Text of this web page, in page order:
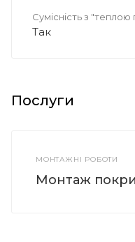
Сумісність з "теплою
Так
Послуги
МОНТАЖНІ РОБОТИ
Монтаж